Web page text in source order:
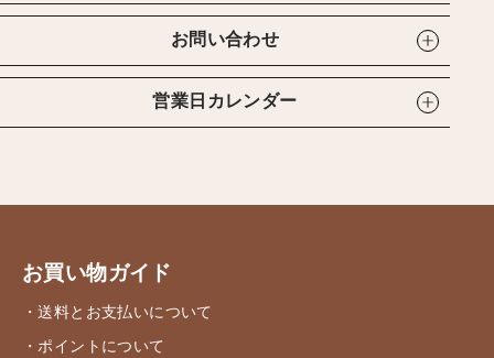
お問い合わせ
営業日カレンダー
お買い物ガイド
・送料とお支払いについて
・ポイントについて